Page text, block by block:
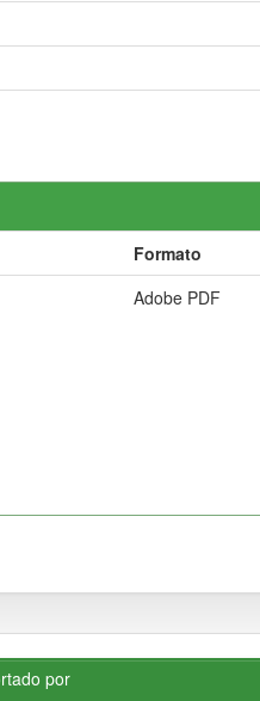
Formato
Adobe PDF
por